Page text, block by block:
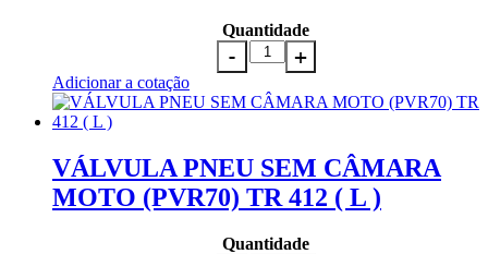
Quantidade
Adicionar a cotação
VÁLVULA PNEU SEM CÂMARA
MOTO (PVR70) TR 412 ( L )
Quantidade